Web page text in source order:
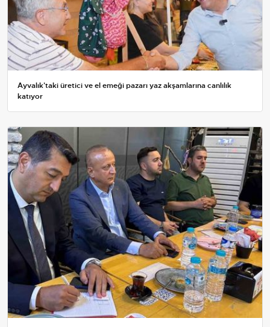
Ayvalık'taki üretici ve el emeği pazarı yaz akşamlarına canlılık
katıyor